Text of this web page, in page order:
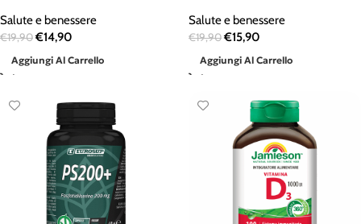
Salute e benessere
€19,90€14,90
Aggiungi Al Carrello
Salute e benessere
€19,90€15,90
Aggiungi Al Carrello